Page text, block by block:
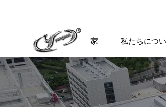
家 私たちにつ